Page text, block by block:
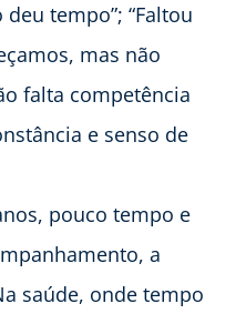
tempo”; “Faltou
mas não
falta competência
e senso de
pouco tempo e
a
saúde, onde tempo